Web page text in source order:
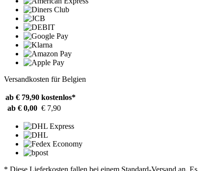
Versandkosten für Belgien
ab € 79,90 kostenlos*
ab € 0,00 € 7,90
* Diese Lieferkosten fallen bei einem Standard-Versand an. Es